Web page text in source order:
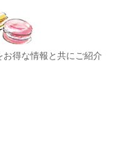
得な情報と共にご紹介